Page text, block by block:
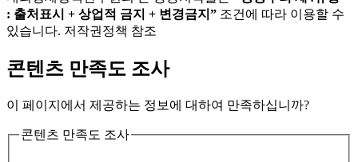
: 출처표시 + 상업적 금지 + 변경금지” 조건에 따라 이용할 수
있습니다. 저작권정책 참조
콘텐츠 만족도 조사
이 페이지에서 제공하는 정보에 대하여 만족하십니까?
콘텐츠 만족도 조사